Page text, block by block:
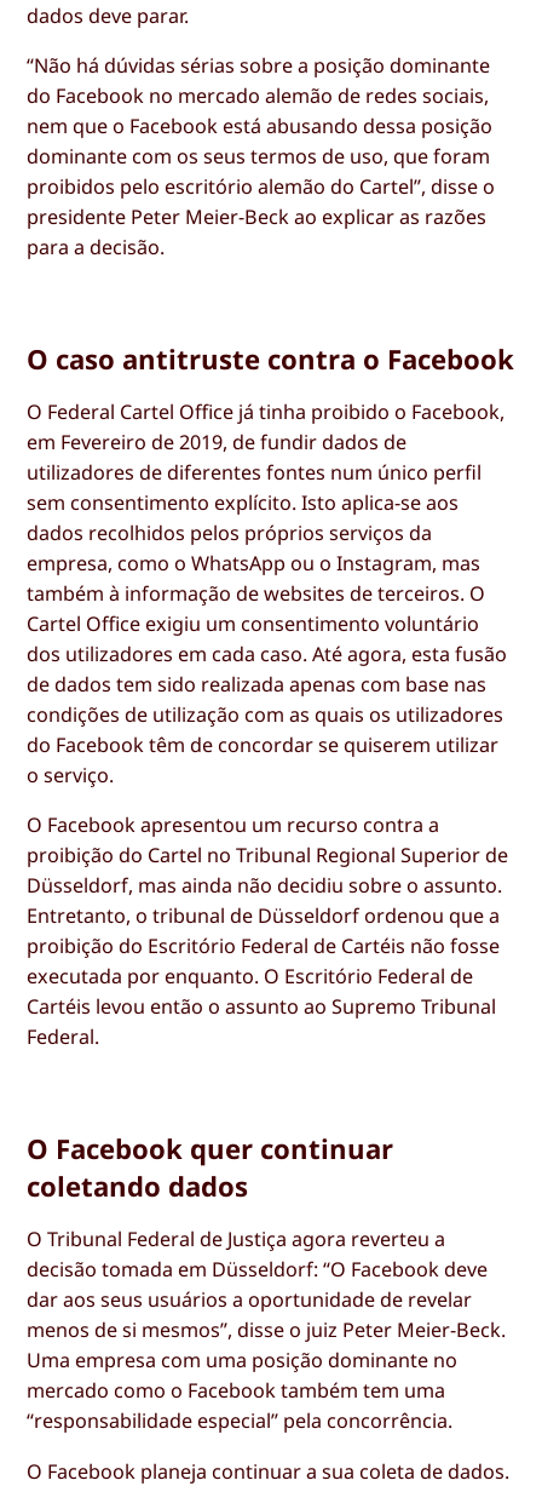
dados deve parar.
“Não há dúvidas sérias sobre a posição dominante
do Facebook no mercado alemão de redes sociais,
nem que o Facebook está abusando dessa posição
dominante com os seus termos de uso, que foram
proibidos pelo escritório alemão do Cartel”, disse o
presidente Peter Meier-Beck ao explicar as razões
para a decisão.
O caso antitruste contra o Facebook
O Federal Cartel Office já tinha proibido o Facebook,
em Fevereiro de 2019, de fundir dados de
utilizadores de diferentes fontes num único perfil
sem consentimento explícito. Isto aplica-se aos
dados recolhidos pelos próprios serviços da
empresa, como o WhatsApp ou o Instagram, mas
também à informação de websites de terceiros. O
Cartel Office exigiu um consentimento voluntário
dos utilizadores em cada caso. Até agora, esta fusão
de dados tem sido realizada apenas com base nas
condições de utilização com as quais os utilizadores
do Facebook têm de concordar se quiserem utilizar
o serviço.
O Facebook apresentou um recurso contra a
proibição do Cartel no Tribunal Regional Superior de
Düsseldorf, mas ainda não decidiu sobre o assunto.
Entretanto, o tribunal de Düsseldorf ordenou que a
proibição do Escritório Federal de Cartéis não fosse
executada por enquanto. O Escritório Federal de
Cartéis levou então o assunto ao Supremo Tribunal
Federal.
O Facebook quer continuar
coletando dados
O Tribunal Federal de Justiça agora reverteu a
decisão tomada em Düsseldorf: “O Facebook deve
dar aos seus usuários a oportunidade de revelar
menos de si mesmos”, disse o juiz Peter Meier-Beck.
Uma empresa com uma posição dominante no
mercado como o Facebook também tem uma
“responsabilidade especial” pela concorrência.
O Facebook planeja continuar a sua coleta de dados.